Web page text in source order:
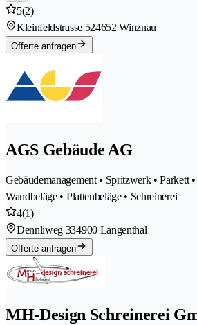
5(2)
Kleinfeldstrasse 524652 Winznau
Offerte anfragen
AGS Gebäude AG
Gebäudemanagement • Spritzwerk • Parkett
Wandbeläge • Plattenbeläge • Schreinerei
4(1)
Dennliweg 334900 Langenthal
Offerte anfragen
MH-Design Schreinerei